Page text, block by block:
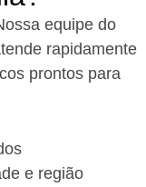
equipe do
rapidamente
prontos para
e região